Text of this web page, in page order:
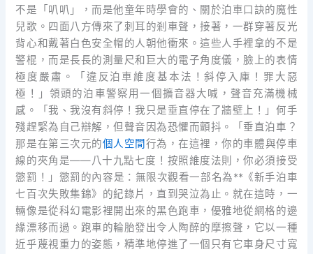
不是「叭叭」，而是他童年時學會的、關於泊車口訣的魔性
兒歌。四面八方傳來了刺耳的剎車聲，接著，一群穿著反光
背心和戴著白色安全帽的人朝他衝來。這些人手裡拿的不是
警棍，而是長長的測量尺和巨大的電子角度儀，臉上的表情
極度嚴肅。「違反泊車維度基本法！斜停入庫！罪大惡
極！」領頭的泊車警察用一個擴音器大喊，聲音充滿機械
感。「我、我沒有斜停！我只是垂直停在了牆壁上！」何手
殘趕緊為自己辯解，但聲音因為恐懼而顫抖。「垂直泊車？
那是在第三次元的個人空間行為，在這裡，你的車體與停車
線的夾角是——八十九點七度！按照維度法則，你必須接受
懲罰！」懲罰的內容是：無限次觀看一部名為**《新手泊車
七百次失敗集錦》的紀錄片，直到哭泣為止。就在這時，一
輛像是從科幻電影裡開出來的黑色跑車，優雅地從網格的邊
緣漂移而過。跑車的輪胎發出令人陶醉的摩擦聲，它以一種
近乎蔑視重力的姿態，精準地停進了一個只有它車身尺寸寬